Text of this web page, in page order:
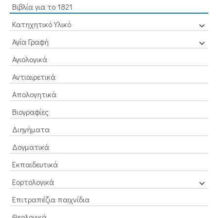
Βιβλία για το 1821
Κατηχητικό Υλικό
Αγία Γραφή
Αγιολογικά
Αντιαιρετικά
Απολογητικά
Βιογραφίες
Διηγήματα
Δογματικά
Εκπαιδευτικά
Εορτολογικά
Επιτραπέζια παιχνίδια